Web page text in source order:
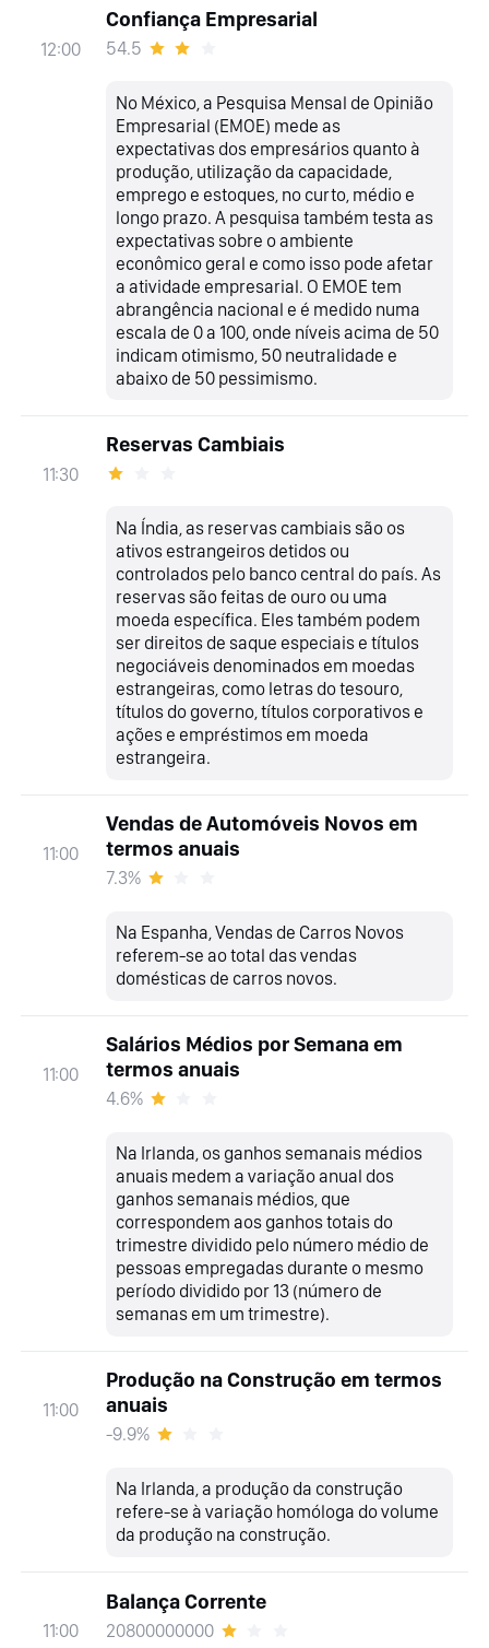
12:00
Confiança Empresarial
54.5
No México, a Pesquisa Mensal de Opinião
Empresarial (EMOE) mede as
expectativas dos empresários quanto à
produção, utilização da capacidade,
emprego e estoques, no curto, médio e
longo prazo. A pesquisa também testa as
expectativas sobre o ambiente
econômico geral e como isso pode afetar
a atividade empresarial. O EMOE tem
abrangência nacional e é medido numa
escala de 0 a 100, onde níveis acima de 50
indicam otimismo, 50 neutralidade e
abaixo de 50 pessimismo.
11:30
Reservas Cambiais
Na Índia, as reservas cambiais são os
ativos estrangeiros detidos ou
controlados pelo banco central do país. As
reservas são feitas de ouro ou uma
moeda específica. Eles também podem
ser direitos de saque especiais e títulos
negociáveis denominados em moedas
estrangeiras, como letras do tesouro,
títulos do governo, títulos corporativos e
ações e empréstimos em moeda
estrangeira.
11:00
Vendas de Automóveis Novos em
termos anuais
7.3%
Na Espanha, Vendas de Carros Novos
referem-se ao total das vendas
domésticas de carros novos.
11:00
Salários Médios por Semana em
termos anuais
4.6%
Na Irlanda, os ganhos semanais médios
anuais medem a variação anual dos
ganhos semanais médios, que
correspondem aos ganhos totais do
trimestre dividido pelo número médio de
pessoas empregadas durante o mesmo
período dividido por 13 (número de
semanas em um trimestre).
11:00
Produção na Construção em termos
anuais
-9.9%
Na Irlanda, a produção da construção
refere-se à variação homóloga do volume
da produção na construção.
11:00
Balança Corrente
20800000000